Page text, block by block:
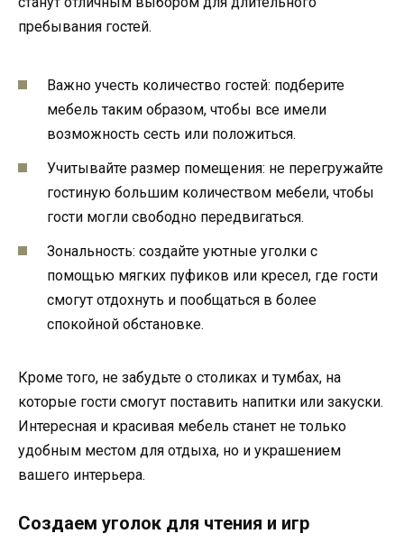
пребывания гостей.
Важно учесть количество гостей: подберите
мебель таким образом, чтобы все имели
возможность сесть или положиться.
Учитывайте размер помещения: не перегружайте
гостиную большим количеством мебели, чтобы
гости могли свободно передвигаться.
Зональность: создайте уютные уголки с
помощью мягких пуфиков или кресел, где гости
смогут отдохнуть и пообщаться в более
спокойной обстановке.
Кроме того, не забудьте о столиках и тумбах, на
которые гости смогут поставить напитки или закуски.
Интересная и красивая мебель станет не только
удобным местом для отдыха, но и украшением
вашего интерьера.
Создаем уголок для чтения и игр